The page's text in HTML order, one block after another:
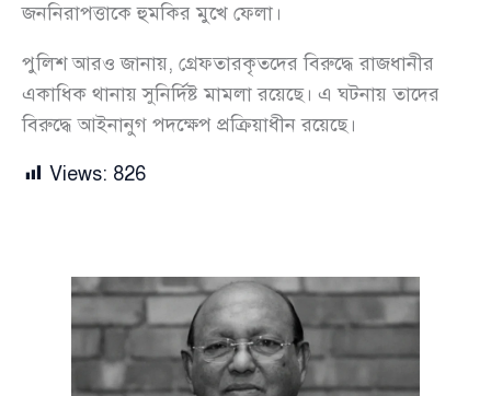
জননিরাপত্তাকে হুমকির মুখে ফেলা।
পুলিশ আরও জানায়, গ্রেফতারকৃতদের বিরুদ্ধে রাজধানীর
একাধিক থানায় সুনির্দিষ্ট মামলা রয়েছে। এ ঘটনায় তাদের
বিরুদ্ধে আইনানুগ পদক্ষেপ প্রক্রিয়াধীন রয়েছে।
Views: 826